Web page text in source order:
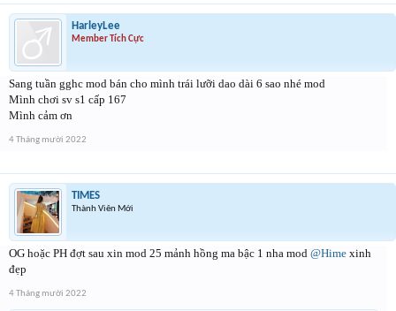
HarleyLee
Member Tích Cực
Sang tuần gghc mod bán cho mình trái lưỡi dao dài 6 sao nhé mod
Mình chơi sv s1 cấp 167
Mình cảm ơn
4 Tháng mười 2022
TIMES
Thành Viên Mới
OG hoặc PH đợt sau xin mod 25 mảnh hồng ma bậc 1 nha mod @Hime xinh
đẹp
4 Tháng mười 2022